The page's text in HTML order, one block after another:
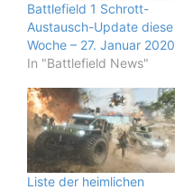
Battlefield 1 Schrott-
Austausch-Update diese
Woche – 27. Januar 2020
In "Battlefield News"
Liste der heimlichen